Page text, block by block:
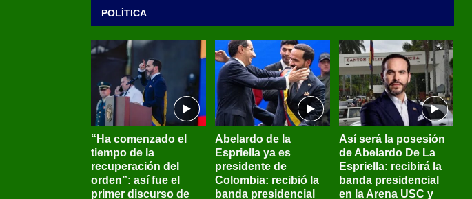
POLÍTICA
“Ha comenzado el
tiempo de la
recuperación del
orden”: así fue el
primer discurso de
Abelardo de la
Espriella ya es
presidente de
Colombia: recibió la
banda presidencial
Así será la posesión
de Abelardo De La
Espriella: recibirá la
banda presidencial
en la Arena USC y